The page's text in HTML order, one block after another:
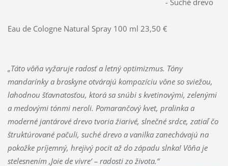
- Suché drevo
Eau de Cologne Natural Spray 100 ml 23,50 €
„Táto vôňa vyžaruje radosť a letný optimizmus. Tóny
mandarínky a broskyne otvárajú kompozíciu vône so sviežou,
lahodnou šťavnatosťou, ktorá sa snúbi s kvetinovými, zelenými
a medovými tónmi neroli. Pomarančový kvet, pralinka a
moderné jantárové drevo tvoria žiarivé, slnečné srdce, zatiaľ čo
štruktúrované pačuli, suché drevo a vanilka zanechávajú na
pokožke príjemný, hrejivý pocit až do západu slnka! Vôňa je
stelesnením ,Joie de vivre‘ – radosti zo života.“